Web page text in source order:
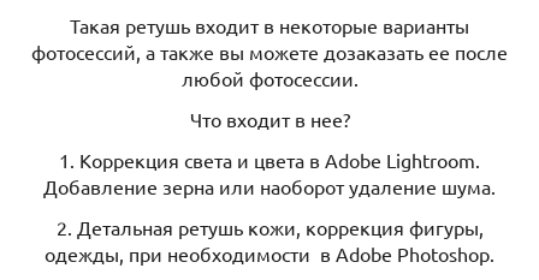
Такая ретушь входит в некоторые варианты
фотосессий, а также вы можете дозаказать ее после
любой фотосессии.
Что входит в нее?
1. Коррекция света и цвета в Adobe Lightroom.
Добавление зерна или наоборот удаление шума.
2. Детальная ретушь кожи, коррекция фигуры,
одежды, при необходимости в Adobe Photoshop.